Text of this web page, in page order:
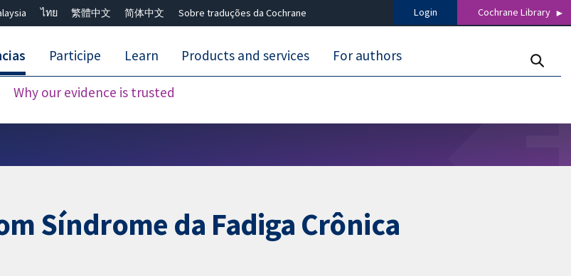
ไทย 繁體中文 简体中文 Sobre traduções da Cochrane Login Cochrane Library
Why our evidence is trusted
Participe Learn Products and services For authors
Síndrome da Fadiga Crônica